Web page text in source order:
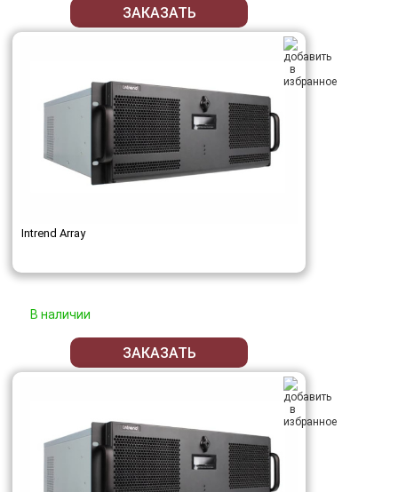
ЗАКАЗАТЬ
Intrend Array
В наличии
ЗАКАЗАТЬ